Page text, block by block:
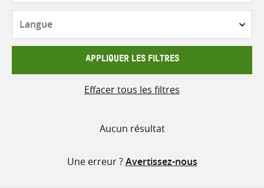
APPLIQUER LES FILTRES
Effacer tous les filtres
Aucun résultat
Une erreur ?Avertissez-nous